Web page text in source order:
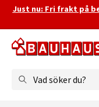
Just nu: Fri frakt på
Vad söker du?